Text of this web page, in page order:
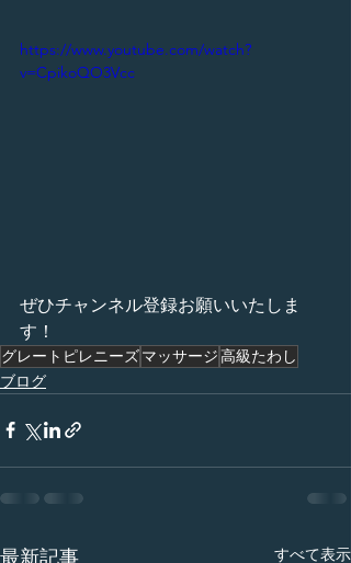
https://www.youtube.com/watch?
v=CpikoQO3Vcc
ぜひチャンネル登録お願いいたしま
す！
グレートピレニーズマッサージ高級たわし
ブログ
最新記事 すべて表示